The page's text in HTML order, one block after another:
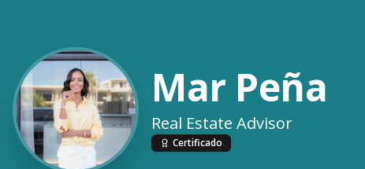
Mar Peña
Real Estate Advisor
Certificado